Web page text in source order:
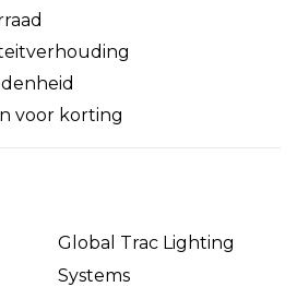
voor korting
Global Trac Lighting
Systems